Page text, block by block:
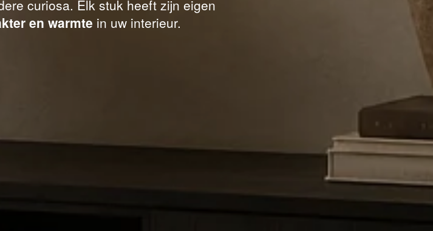
curiosa. Elk stuk heeft zijn eigen
en warmte in uw interieur.